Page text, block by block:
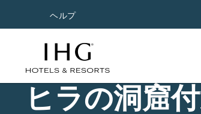
ヘルプ
ヒラの洞窟